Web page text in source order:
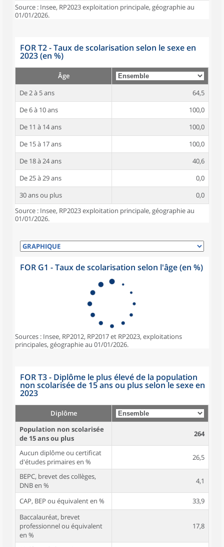
Source : Insee, RP2023 exploitation principale, géographie au
01/01/2026.
FOR T2 - Taux de scolarisation selon le sexe en
2023 (en %)
Âge
De 2 à 5 ans
64,5
De 6 à 10 ans
100,0
De 11 à 14 ans
100,0
De 15 à 17 ans
100,0
De 18 à 24 ans
40,6
De 25 à 29 ans
0,0
30 ans ou plus
0,0
Source : Insee, RP2023 exploitation principale, géographie au
01/01/2026.
FOR G1 - Taux de scolarisation selon l'âge (en %)
Sources : Insee, RP2012, RP2017 et RP2023, exploitations
principales, géographie au 01/01/2026.
FOR T3 - Diplôme le plus élevé de la population
non scolarisée de 15 ans ou plus selon le sexe en
2023
Diplôme
Population non scolarisée
de 15 ans ou plus
264
Aucun diplôme ou certificat
d'études primaires en %
26,5
BEPC, brevet des collèges,
DNB en %
4,1
CAP, BEP ou équivalent en %
33,9
Baccalauréat, brevet
professionnel ou équivalent
en %
17,8